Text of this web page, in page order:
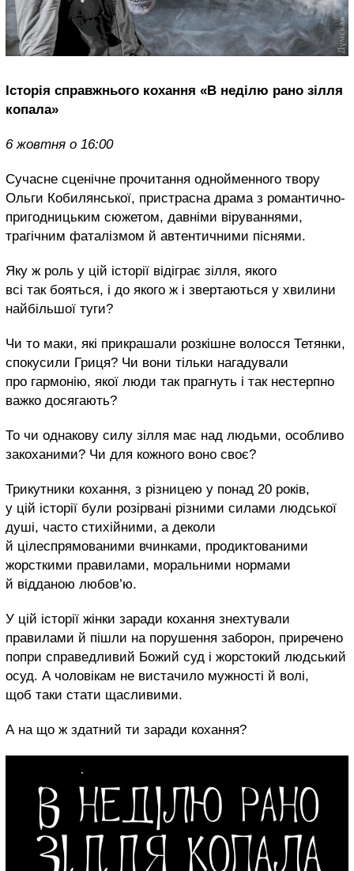
Історія справжнього кохання «В неділю рано зілля
копала»
6 жовтня о 16:00
Сучасне сценічне прочитання однойменного твору
Ольги Кобилянської, пристрасна драма з романтично-
пригодницьким сюжетом, давніми віруваннями,
трагічним фаталізмом й автентичними піснями.
Яку ж роль у цій історії відіграє зілля, якого
всі так бояться, і до якого ж і звертаються у хвилини
найбільшої туги?
Чи то маки, які прикрашали розкішне волосся Тетянки,
спокусили Гриця? Чи вони тільки нагадували
про гармонію, якої люди так прагнуть і так нестерпно
важко досягають?
То чи однакову силу зілля має над людьми, особливо
закоханими? Чи для кожного воно своє?
Трикутники кохання, з різницею у понад 20 років,
у цій історії були розірвані різними силами людської
душі, часто стихійними, а деколи
й цілеспрямованими вчинками, продиктованими
жорсткими правилами, моральними нормами
й відданою любов’ю.
У цій історії жінки заради кохання знехтували
правилами й пішли на порушення заборон, приречено
попри справедливий Божий суд і жорстокий людський
осуд. А чоловікам не вистачило мужності й волі,
щоб таки стати щасливими.
А на що ж здатний ти заради кохання?